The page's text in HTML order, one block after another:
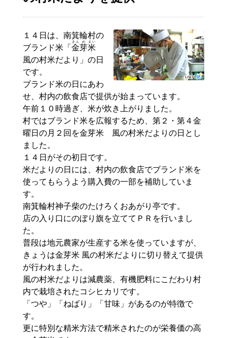
１４日は、南箕輪村の
ブランド米「金
きん
芽
め
米
まい
風の村米だより」の日
です。
ブランド米の日にあわ
せ、村内の飲食店で提供が始まっています。
午前１０時過ぎ、米が炊き上がりました。
村ではブランド米を広報するため、第２・第４金
曜日の月２回を金芽米 風の村米だよりの日とし
ました。
１４日がその初日です。
米だよりの日には、村内の飲食店でブランド米を
使ってもらうよう購入費の一部を補助していま
す。
南箕輪村神子柴のたけろくおあがり亭です。
店の入り口にのぼり旗を立ててＰＲを行いまし
た。
普段は地元農家が生産する米を使っていますが、
きょうは金芽米 風の村米だよりに切り替えて提供
が行われました。
風の村米だよりは減農薬、有機肥料にこだわり村
内で栽培されたコシヒカリです。
「つや」「ねばり」「甘味」があるのが特徴で
す。
更に特別な精米方法で精米されたのが栄養価の高